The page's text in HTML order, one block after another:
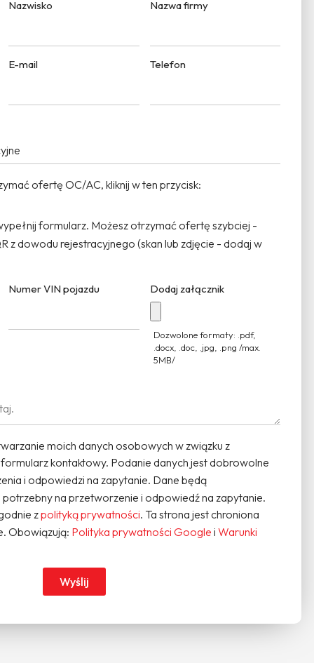
majątkowe
Kliknij
Nazwisko Nazwa firmy
E-mail Telefon
ofertę OC/AC, kliknij w ten przycisk:
formularz. Możesz otrzymać ofertę szybciej -
z dowodu rejestracyjnego (skan lub zdjęcie - dodaj w
Numer VIN pojazdu Dodaj załącznik
Dozwolone formaty: .pdf,
.docx, .doc, .jpg, .png /max.
5MB/
moich danych osobowych w związku z
kontaktowy. Podanie danych jest dobrowolne
i odpowiedzi na zapytanie. Dane będą
na przetworzenie i odpowiedź na zapytanie.
zpolityką prywatności. Ta strona jest chroniona
Obowiązują: Polityka prywatności Google i Warunki
Wyślij